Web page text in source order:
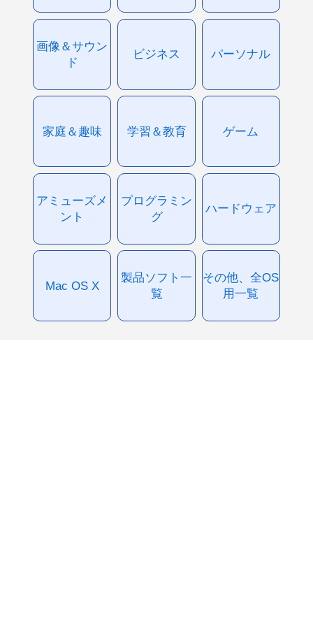
画像＆サウン
ド
ビジネス パーソナル
家庭＆趣味 学習＆教育 ゲーム
アミューズメ
ント
プログラミン
グ
ハードウェア
Mac OS X
製品ソフト一
覧
その他、全OS
用一覧